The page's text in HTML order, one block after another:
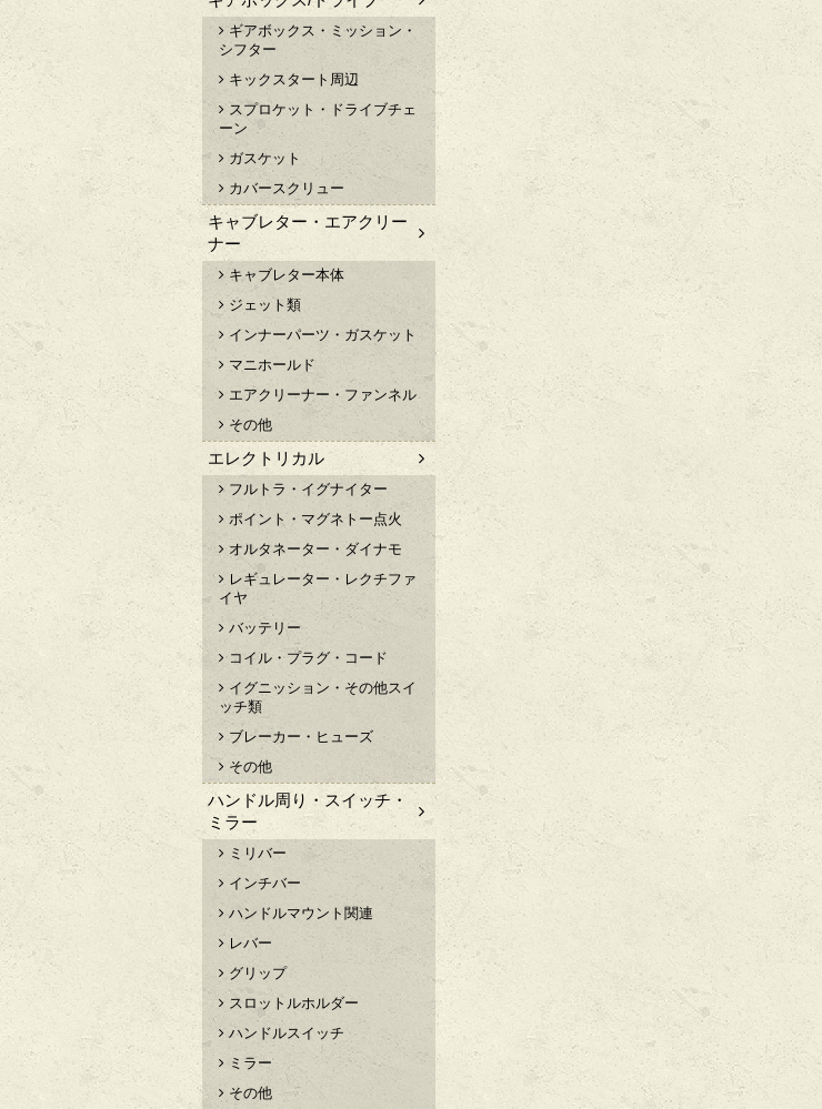
ギアボックス・ミッション・
シフター
キックスタート周辺
スプロケット・ドライブチェ
ーン
ガスケット
カバースクリュー
キャブレター・エアクリー
ナー
キャブレター本体
ジェット類
インナーパーツ・ガスケット
マニホールド
エアクリーナー・ファンネル
その他
エレクトリカル
フルトラ・イグナイター
ポイント・マグネトー点火
オルタネーター・ダイナモ
レギュレーター・レクチファ
イヤ
バッテリー
コイル・プラグ・コード
イグニッション・その他スイ
ッチ類
ブレーカー・ヒューズ
その他
ハンドル周り・スイッチ・
ミラー
ミリバー
インチバー
ハンドルマウント関連
レバー
グリップ
スロットルホルダー
ハンドルスイッチ
ミラー
その他